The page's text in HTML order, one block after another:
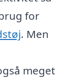
for
. Men
meget